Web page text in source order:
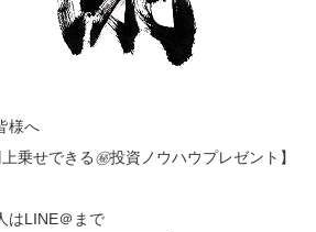
様へ
乗せできる㊙投資ノウハウプレゼント】
はLINE＠まで